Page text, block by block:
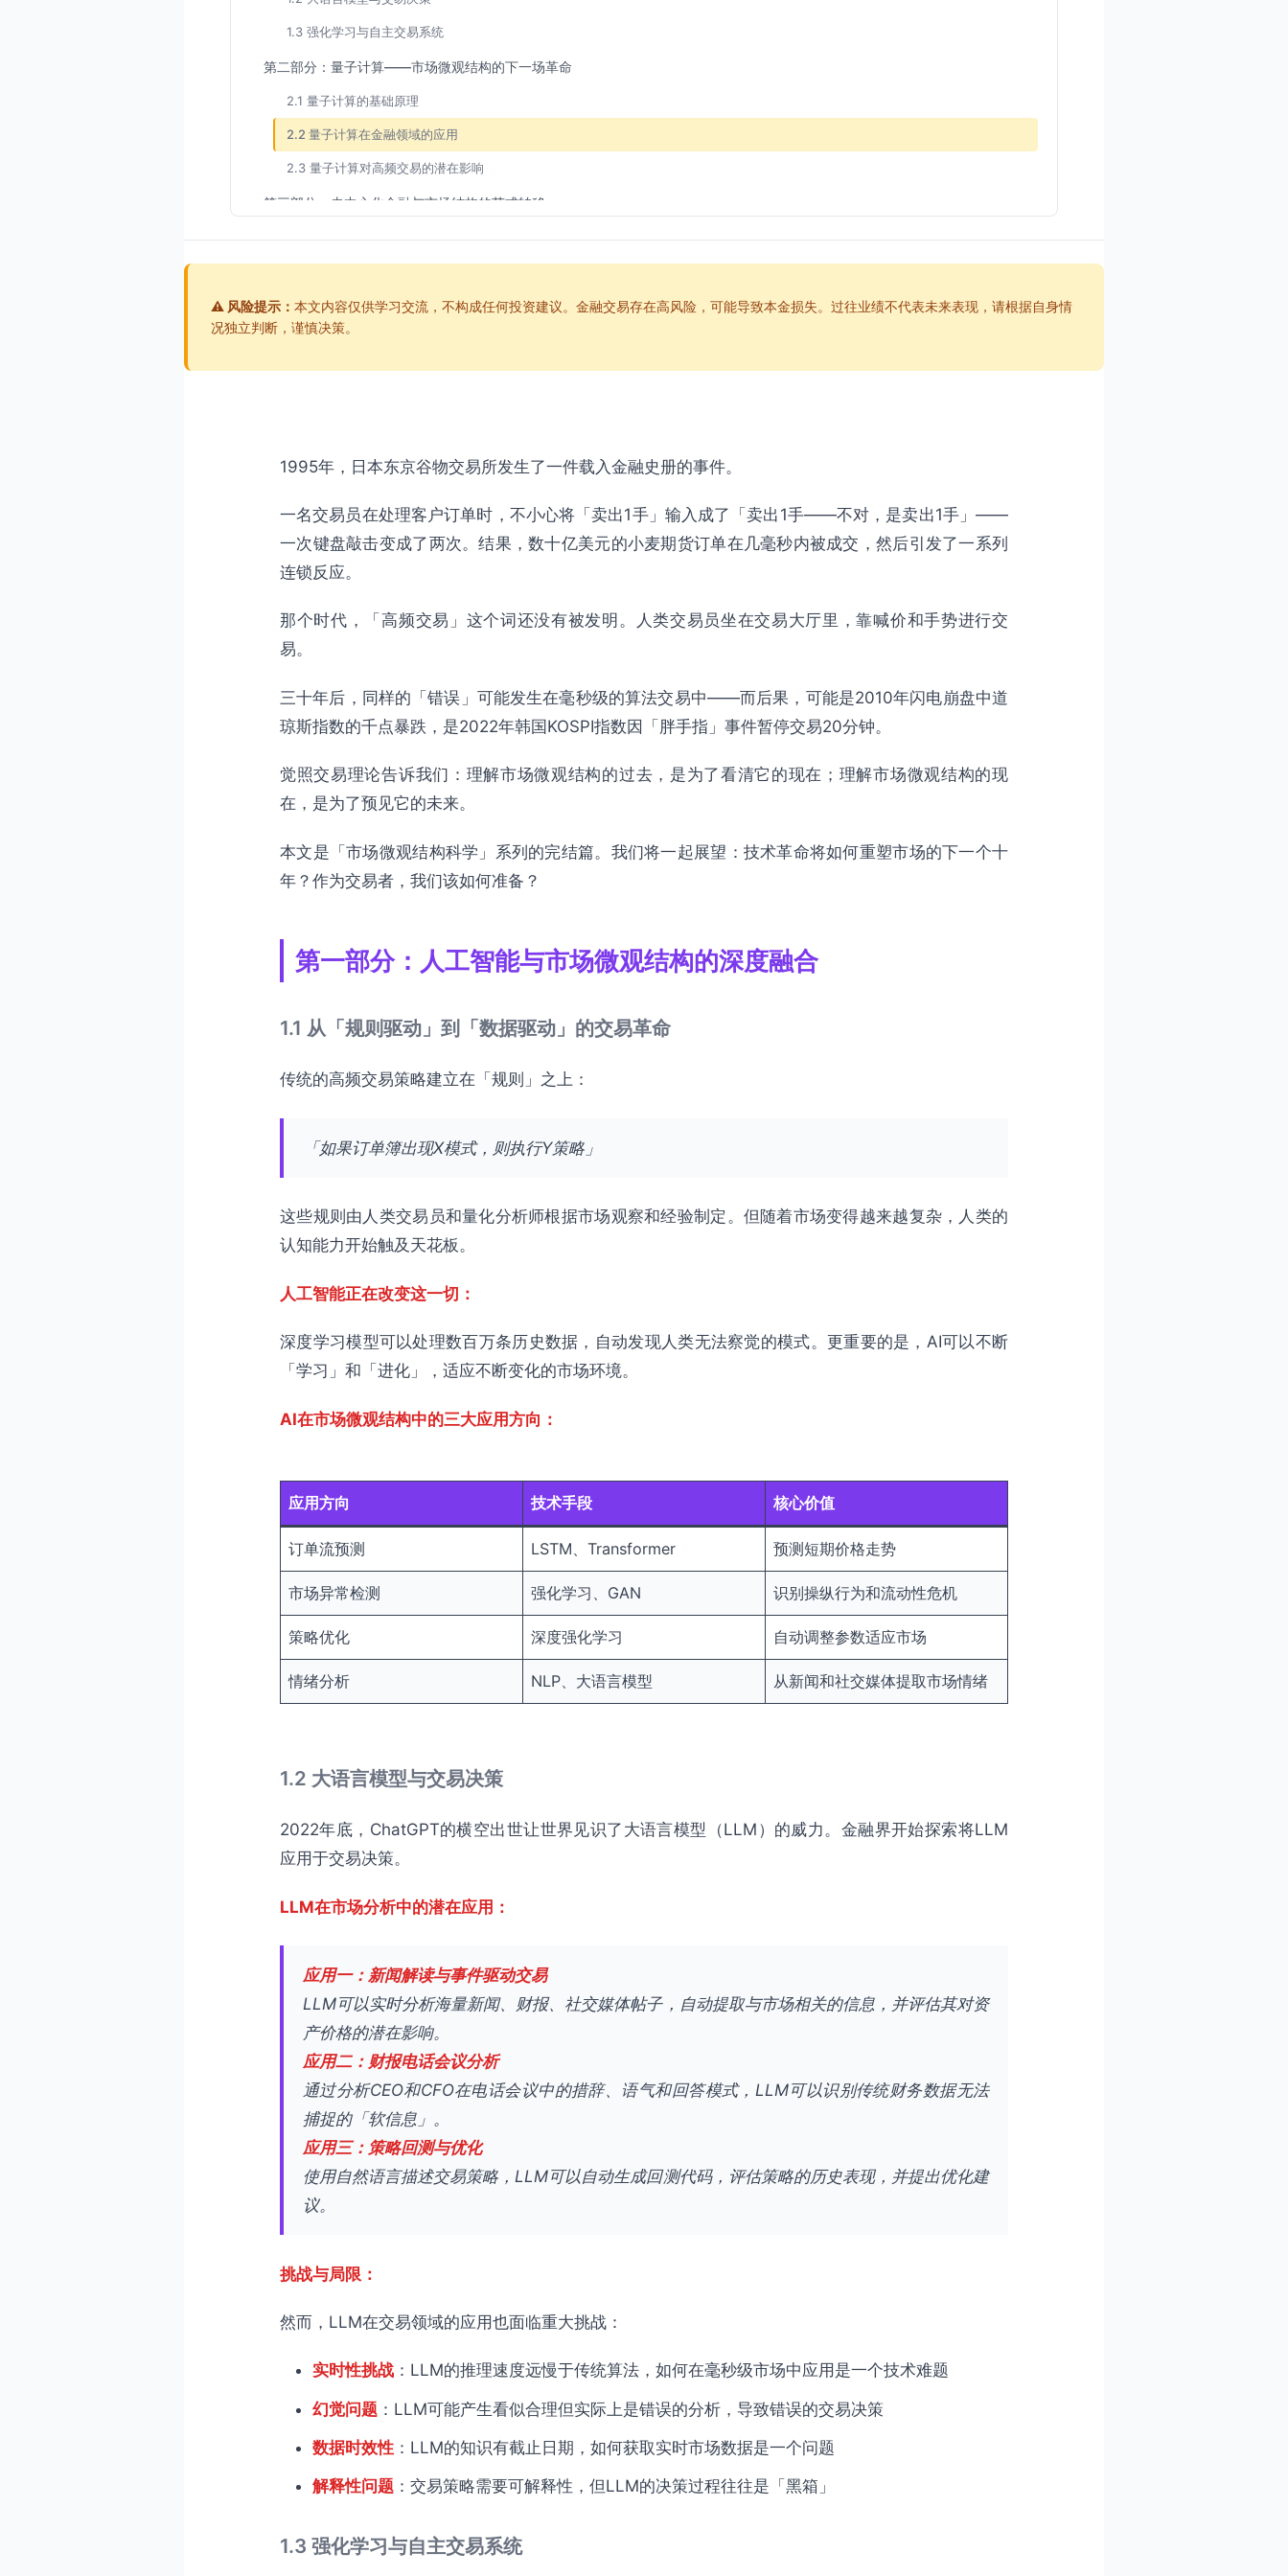
1.3 强化学习与自主交易系统
第二部分：量子计算——市场微观结构的下一场革命
2.1 量子计算的基础原理
2.2 量子计算在金融领域的应用
2.3 量子计算对高频交易的潜在影响
第三部分：去中心化金融与市场结构的范式转移
3.1 从「中心化」到「去中心化」的市场结构
3.3 DeFi对传统市场的冲击与融合
第四部分：监管科技与市场微观结构的协同演进
4.1 监管面临的挑战
第五部分：未来十年的市场微观结构演进
5.1 技术演进时间线
5.2 交易策略的未来方向
5.3 人类交易者的角色演变
第六部分：觉照交易者的未来生存指南
6.1 技术革命的觉照观
⚠️ 风险提示： 本文内容仅供学习交流，不构成任何投资建议。金融交易存在高风险，可能导致本金损失。过往业绩不代表未来表现，请根据自身情
况独立判断，谨慎决策。
1995年，日本东京谷物交易所发生了一件载入金融史册的事件。
一名交易员在处理客户订单时，不小心将「卖出1手」输入成了「卖出1手——不对，是卖出1手」——
一次键盘敲击变成了两次。结果，数十亿美元的小麦期货订单在几毫秒内被成交，然后引发了一系列
连锁反应。
那个时代，「高频交易」这个词还没有被发明。人类交易员坐在交易大厅里，靠喊价和手势进行交
易。
三十年后，同样的「错误」可能发生在毫秒级的算法交易中——而后果，可能是2010年闪电崩盘中道
琼斯指数的千点暴跌，是2022年韩国KOSPI指数因「胖手指」事件暂停交易20分钟。
觉照交易理论告诉我们：理解市场微观结构的过去，是为了看清它的现在；理解市场微观结构的现
在，是为了预见它的未来。
本文是「市场微观结构科学」系列的完结篇。我们将一起展望：技术革命将如何重塑市场的下一个十
年？作为交易者，我们该如何准备？
第一部分：人工智能与市场微观结构的深度融合
1.1 从「规则驱动」到「数据驱动」的交易革命
传统的高频交易策略建立在「规则」之上：
「如果订单簿出现X模式，则执行Y策略」
这些规则由人类交易员和量化分析师根据市场观察和经验制定。但随着市场变得越来越复杂，人类的
认知能力开始触及天花板。
人工智能正在改变这一切：
深度学习模型可以处理数百万条历史数据，自动发现人类无法察觉的模式。更重要的是，AI可以不断
「学习」和「进化」，适应不断变化的市场环境。
AI在市场微观结构中的三大应用方向：
应用方向 技术手段 核心价值
订单流预测 LSTM、Transformer 预测短期价格走势
市场异常检测 强化学习、GAN 识别操纵行为和流动性危机
策略优化 深度强化学习 自动调整参数适应市场
情绪分析 NLP、大语言模型 从新闻和社交媒体提取市场情绪
1.2 大语言模型与交易决策
2022年底，ChatGPT的横空出世让世界见识了大语言模型（LLM）的威力。金融界开始探索将LLM
应用于交易决策。
LLM在市场分析中的潜在应用：
应用一：新闻解读与事件驱动交易
LLM可以实时分析海量新闻、财报、社交媒体帖子，自动提取与市场相关的信息，并评估其对资
产价格的潜在影响。
应用二：财报电话会议分析
通过分析CEO和CFO在电话会议中的措辞、语气和回答模式，LLM可以识别传统财务数据无法
捕捉的「软信息」。
应用三：策略回测与优化
使用自然语言描述交易策略，LLM可以自动生成回测代码，评估策略的历史表现，并提出优化建
议。
挑战与局限：
然而，LLM在交易领域的应用也面临重大挑战：
实时性挑战 ：LLM的推理速度远慢于传统算法，如何在毫秒级市场中应用是一个技术难题
幻觉问题 ：LLM可能产生看似合理但实际上是错误的分析，导致错误的交易决策
数据时效性 ：LLM的知识有截止日期，如何获取实时市场数据是一个问题
解释性问题 ：交易策略需要可解释性，但LLM的决策过程往往是「黑箱」
1.3 强化学习与自主交易系统